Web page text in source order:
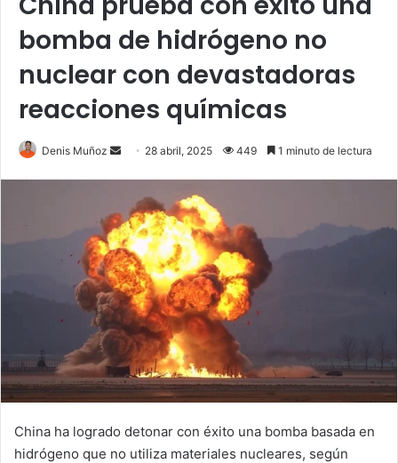
bomba de hidrógeno no
nuclear con devastadoras
reacciones químicas
Denis Muñoz
Send 28 abril, 2025 449 1 minuto de lectura
China ha logrado detonar con éxito una bomba basada en
hidrógeno que no utiliza materiales nucleares, según